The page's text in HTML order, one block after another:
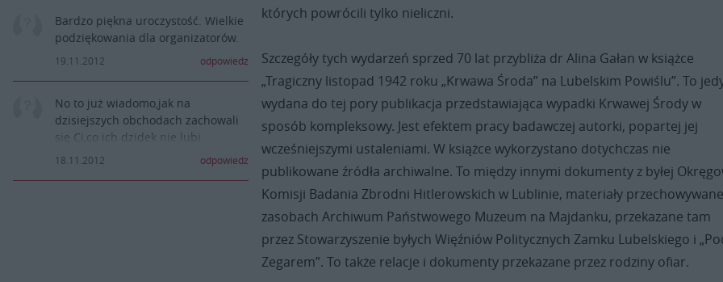
Bardzo piękna uroczystość. Wielkie
podziękowania dla organizatorów.
19.11.2012 odpowiedz
No to już wiadomo,jak na
dzisiejszych obchodach zachowali
się Ci,co ich dzidek nie lubi.
Burmistrz wespół z prałatem
Tadeuszem Pajurkiem odsłaniał
18.11.2012 odpowiedz
których powrócili tylko nieliczni.
Szczegóły tych wydarzeń sprzed 70 lat przybliża dr Alina Gałan w książce
„Tragiczny listopad 1942 roku „Krwawa Środa” na Lubelskim Powiślu”. To
wydana do tej pory publikacja przedstawiająca wypadki Krwawej Środy w
sposób kompleksowy. Jest efektem pracy badawczej autorki, popartej jej
wcześniejszymi ustaleniami. W książce wykorzystano dotychczas nie
publikowane źródła archiwalne. To między innymi dokumenty z byłej
Komisji Badania Zbrodni Hitlerowskich w Lublinie, materiały
zasobach Archiwum Państwowego Muzeum na Majdanku, przekazane tam
przez Stowarzyszenie byłych Więźniów Politycznych Zamku Lubelskiego i
Zegarem”. To także relacje i dokumenty przekazane przez rodziny ofiar.